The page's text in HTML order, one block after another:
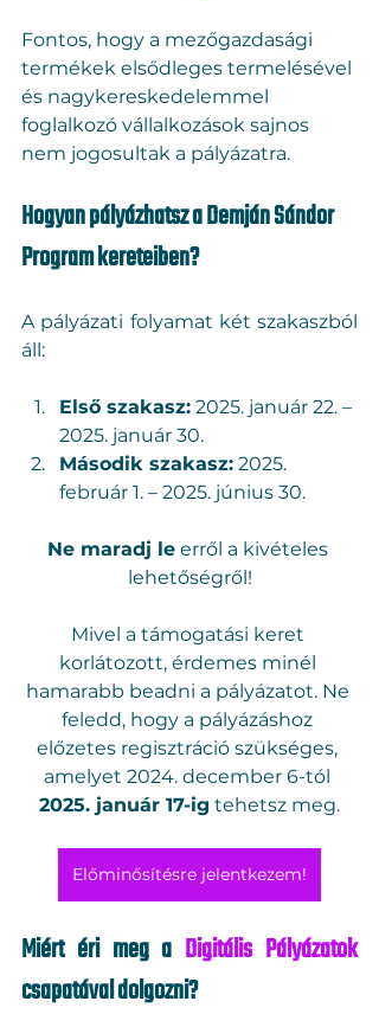
Fontos, hogy a mezőgazdasági
termékek elsődleges termelésével
és nagykereskedelemmel
foglalkozó vállalkozások sajnos
nem jogosultak a pályázatra.
Hogyan pályázhatsz a Demján Sándor
Program kereteiben?
A pályázati folyamat két szakaszból
áll:
Első szakasz: 2025. január 22. –
2025. január 30.
Második szakasz: 2025.
február 1. – 2025. június 30.
Ne maradj le erről a kivételes
lehetőségről!
Mivel a támogatási keret
korlátozott, érdemes minél
hamarabb beadni a pályázatot. Ne
feledd, hogy a pályázáshoz
előzetes regisztráció szükséges,
amelyet 2024. december 6-tól
2025. január 17-ig tehetsz meg.
Előminősítésre jelentkezem!
Miért éri meg a Digitális Pályázatok
csapatával dolgozni?